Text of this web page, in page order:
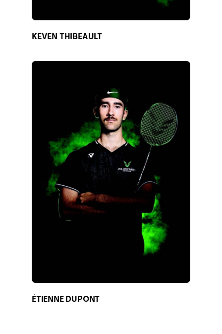
KEVEN THIBEAULT
ÉTIENNE DUPONT